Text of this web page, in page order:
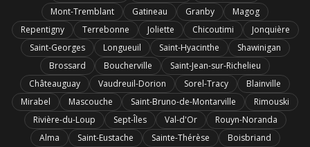
Mont-Tremblant
Gatineau Granby
Magog
Repentigny
Terrebonne Joliette Chicoutimi
Jonquière
Saint-Georges
Longueuil Saint-Hyacinthe
Shawinigan
Brossard
Boucherville
Saint-Jean-sur-Richelieu
Châteauguay
Vaudreuil-Dorion Sorel-Tracy
Blainville
Mirabel
Mascouche Saint-Bruno-de-Montarville
Rimouski
Rivière-du-Loup
Sept-Îles Val-d'Or
Rouyn-Noranda
Alma
Saint-Eustache Sainte-Thérèse
Boisbriand